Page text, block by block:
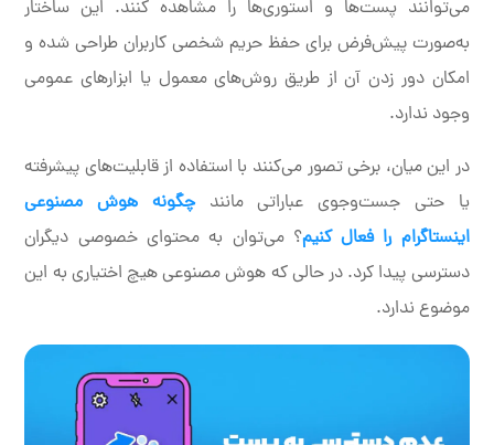
می‌توانند پست‌ها و استوری‌ها را مشاهده کنند. این ساختار
به‌صورت پیش‌فرض برای حفظ حریم شخصی کاربران طراحی شده و
امکان دور زدن آن از طریق روش‌های معمول یا ابزارهای عمومی
وجود ندارد.
در این میان، برخی تصور می‌کنند با استفاده از قابلیت‌های پیشرفته
یا حتی جست‌وجوی عباراتی مانندچگونه هوش مصنوعی
اینستاگرام را فعال کنیم؟ می‌توان به محتوای خصوصی دیگران
دسترسی پیدا کرد. در حالی که هوش مصنوعی هیچ اختیاری به این
موضوع ندارد.